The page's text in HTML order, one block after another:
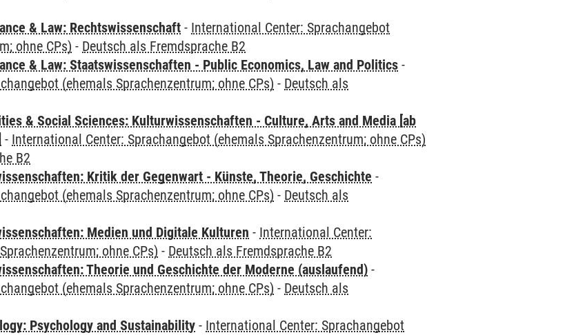
& Law: Rechtswissenschaft - International Center: Sprachangebot
ohne CPs) - Deutsch als Fremdsprache B2
& Law: Staatswissenschaften - Public Economics, Law and Politics -
(ehemals Sprachenzentrum; ohne CPs) - Deutsch als
& Social Sciences: Kulturwissenschaften - Culture, Arts and Media [ab
- International Center: Sprachangebot (ehemals Sprachenzentrum; ohne CPs)
B2
Kritik der Gegenwart - Künste, Theorie, Geschichte -
(ehemals Sprachenzentrum; ohne CPs) - Deutsch als
Medien und Digitale Kulturen - International Center:
ohne CPs) - Deutsch als Fremdsprache B2
Theorie und Geschichte der Moderne (auslaufend) -
(ehemals Sprachenzentrum; ohne CPs) - Deutsch als
Psychology and Sustainability - International Center: Sprachangebot